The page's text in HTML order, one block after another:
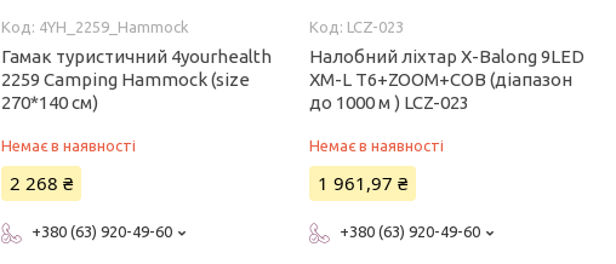
4YH_2259_Hammock
Гамак туристичний 4yourhealth
2259 Camping Hammock (size
270*140 см)
Немає в наявності
2 268 ₴
+380 (63) 920-49-60
LCZ-023
Налобний ліхтар X-Balong 9LED
XM-L T6+ZOOM+COB (діапазон
до 1000 м ) LCZ-023
Немає в наявності
1 961,97 ₴
+380 (63) 920-49-60